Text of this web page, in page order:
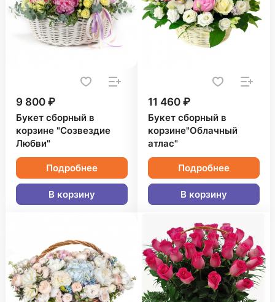
9 800 ₽
Букет сборный в
корзине "Созвездие
Любви"
Подробнее
В корзину
11 460 ₽
Букет сборный в
корзине"Облачный
атлас"
Подробнее
В корзину